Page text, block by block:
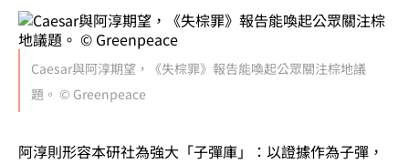
Caesar與阿淳期望，《失棕罪》報告能喚起公眾關注棕地議
題。 © Greenpeace
阿淳則形容本研社為強大「子彈庫」：以證據作為子彈，